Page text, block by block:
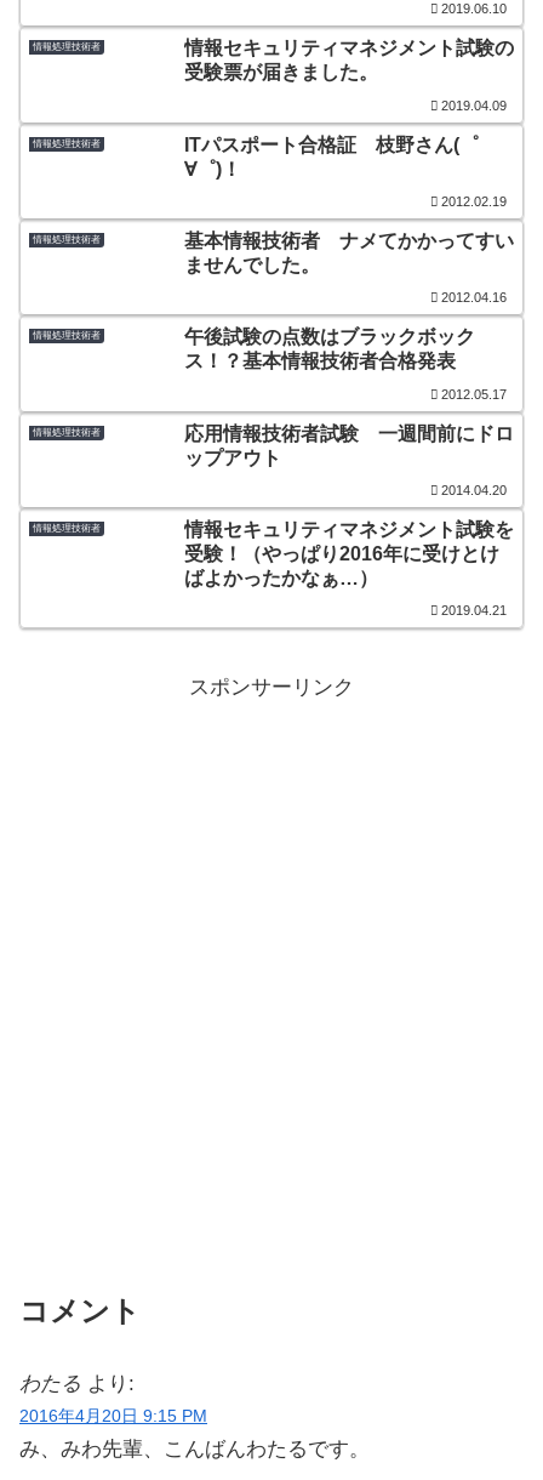
2019.06.10
情報処理技術者
情報セキュリティマネジメント試験の
受験票が届きました。
2019.04.09
情報処理技術者
ITパスポート合格証 枝野さん(゜
∀゜)！
2012.02.19
情報処理技術者
基本情報技術者 ナメてかかってすい
ませんでした。
2012.04.16
情報処理技術者
午後試験の点数はブラックボック
ス！？基本情報技術者合格発表
2012.05.17
情報処理技術者
応用情報技術者試験 一週間前にドロ
ップアウト
2014.04.20
情報処理技術者
情報セキュリティマネジメント試験を
受験！（やっぱり2016年に受けとけ
ばよかったかなぁ…）
2019.04.21
スポンサーリンク
コメント
わたる より:
2016年4月20日 9:15 PM
み、みわ先輩、こんばんわたるです。